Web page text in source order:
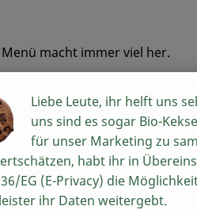
macht immer viel her.
Orangen-
Liebe Leute, ihr helft uns
uns sind es sogar Bio-
für unser Marketing zu
habt ihr in
EG (E-Privacy) die
ihr Daten weitergebt.